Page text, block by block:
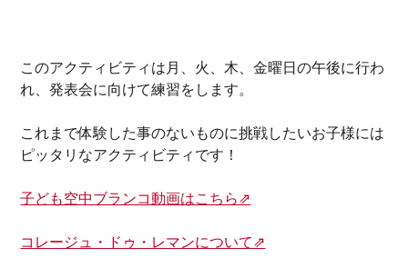
このアクティビティは月、火、木、金曜日の午後に行わ
れ、発表会に向けて練習をします。
これまで体験した事のないものに挑戦したいお子様には
ピッタリなアクティビティです！
子ども空中ブランコ動画はこちら⇗
コレージュ・ドゥ・レマンについて⇗